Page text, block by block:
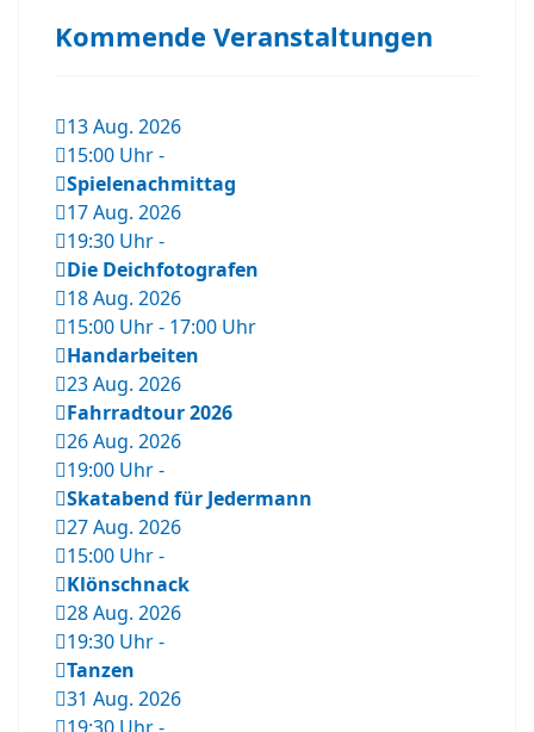
Kommende Veranstaltungen
13 Aug. 2026
15:00 Uhr-
Spielenachmittag
17 Aug. 2026
19:30 Uhr-
Die Deichfotografen
18 Aug. 2026
15:00 Uhr- 17:00 Uhr
Handarbeiten
23 Aug. 2026
Fahrradtour 2026
26 Aug. 2026
19:00 Uhr-
Skatabend für Jedermann
27 Aug. 2026
15:00 Uhr-
Klönschnack
28 Aug. 2026
19:30 Uhr-
Tanzen
31 Aug. 2026